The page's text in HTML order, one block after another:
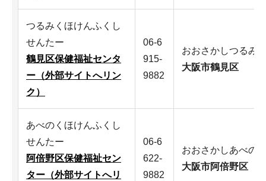
つるみくほけんふくし
せんたー
鶴見区保健福祉センタ
ー（外部サイトへリン
ク）
06-6
915-
9882
おおさかしつるみ
大阪市鶴見区
あべのくほけんふくし
せんたー
阿倍野区保健福祉セン
ター（外部サイトへリ
06-6
622-
9882
おおさかしあべの
大阪市阿倍野区